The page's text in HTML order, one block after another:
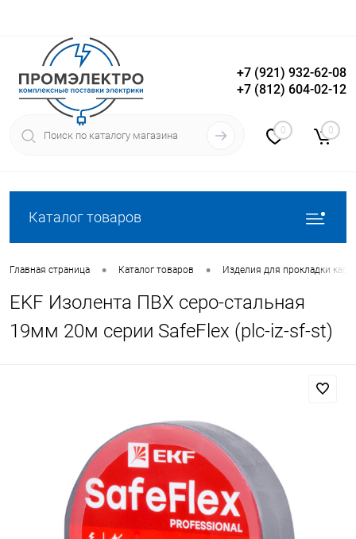
Вход Регистрация
+7 (921) 932-62-08
+7 (812) 604-02-12
0 0
Каталог товаров
Главная страница • Каталог товаров • Изделия для прокладки
EKF Изолента ПВХ серо-стальная
19мм 20м серии SafeFlex (plc-iz-sf-st)